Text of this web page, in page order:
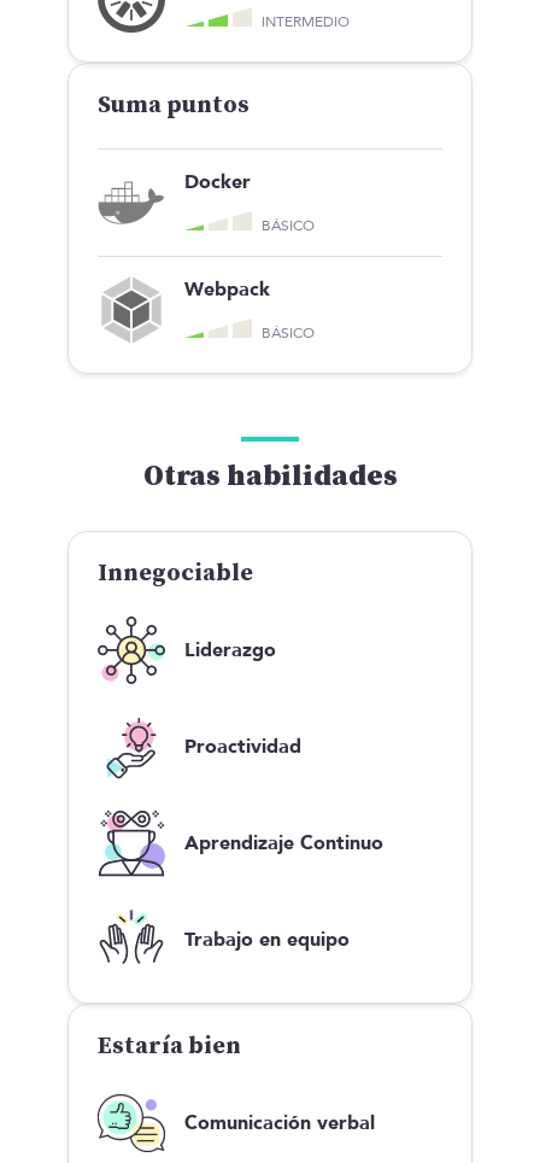
INTERMEDIO
Suma puntos
Docker
BÁSICO
Webpack
BÁSICO
Otras habilidades
Innegociable
Liderazgo
Proactividad
Aprendizaje Continuo
Trabajo en equipo
Estaría bien
Comunicación verbal